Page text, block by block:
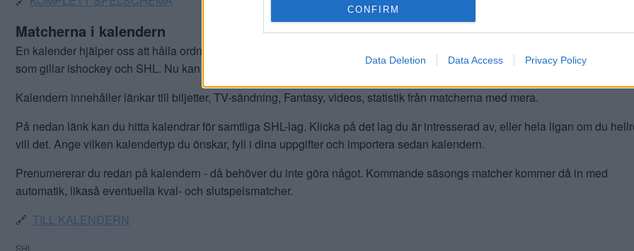
CONFIRM
Data Deletion Data Access Privacy Policy
Matcherna i kalendern
En kalender hjälper oss att hålla ordning på både det ena och det andra i våra liv och vi på SHL.se försöker underlätta för
som gillar ishockey och SHL. Nu kan du få in SHL-matcherna i din kalender på ett enkelt och smidigt sätt.
Kalendern innehåller länkar till biljetter, TV-sändning, Fantasy, videos, statistik från matcherna med mera.
På nedan länk kan du hitta kalendrar för samtliga SHL-lag. Klicka på det lag du är intresserad av, eller hela ligan om du
vill det. Ange vilken kalendertyp du önskar, fyll i dina uppgifter och importera sedan kalendern.
Prenumererar du redan på kalendern - då behöver du inte göra något. Kommande säsongs matcher kommer då in med
automatik, likaså eventuella kval- och slutspelsmatcher.
🔗 TILL KALENDERN
SHL